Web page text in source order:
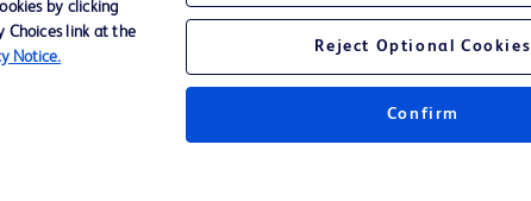
Personnelles Conditions d'utlisation
by clicking
Choices link at the
Notice.
Reject Optional Cookies
Confirm